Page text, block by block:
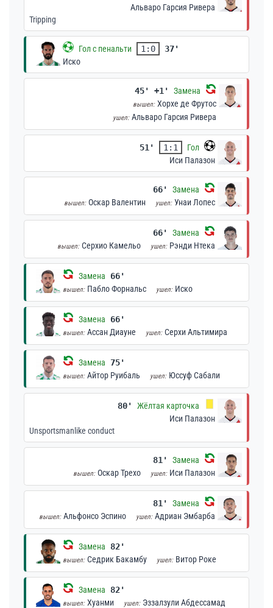
Альваро Гарсия Ривера
Tripping
Гол с пенальти 1:0
37'
Иско
45' +1' Замена
вышел: Хорхе де Фрутос
ушел: Альваро Гарсия Ривера
51' 1:1
Гол
Иси Палазон
66' Замена
вышел: Оскар Валентин ушел: Унаи Лопес
66' Замена
вышел: Серхио Камельо ушел: Рэнди Нтека
Замена 66'
вышел: Пабло Форнальс ушел: Иско
Замена 66'
вышел: Ассан Диауне ушел: Серхи Альтимира
Замена 75'
вышел: Айтор Руибаль ушел: Юссуф Сабали
80'
Жёлтая карточка
Иси Палазон
Unsportsmanlike conduct
81' Замена
вышел: Оскар Трехо ушел: Иси Палазон
81' Замена
вышел: Альфонсо Эспино ушел: Адриан Эмбарба
Замена 82'
вышел: Седрик Бакамбу ушел: Витор Роке
Замена 82'
вышел: Хуанми ушел: Эззалзули Абдессамад